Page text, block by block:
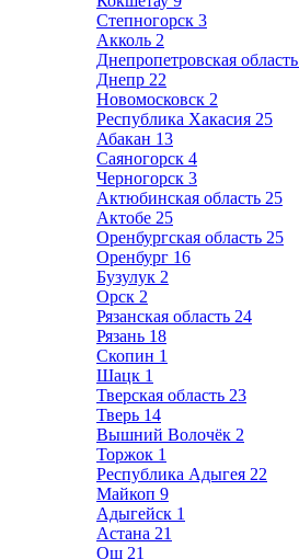
Степногорск 3
Акколь 2
Днепропетровская область
Днепр 22
Новомосковск 2
Республика Хакасия 25
Абакан 13
Саяногорск 4
Черногорск 3
Актюбинская область 25
Актобе 25
Оренбургская область 25
Оренбург 16
Бузулук 2
Орск 2
Рязанская область 24
Рязань 18
Скопин 1
Шацк 1
Тверская область 23
Тверь 14
Вышний Волочёк 2
Торжок 1
Республика Адыгея 22
Майкоп 9
Адыгейск 1
Астана 21
Ош 21